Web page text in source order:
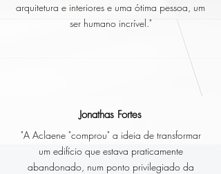
arquitetura e interiores e uma ótima pessoa, um
ser humano incrível."
Jonathas Fortes
"A Aclaene "comprou" a ideia de transformar
um edifício que estava praticamente
abandonado, num ponto privilegiado da